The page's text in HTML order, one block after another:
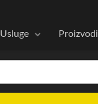
Usluge Proizvodi